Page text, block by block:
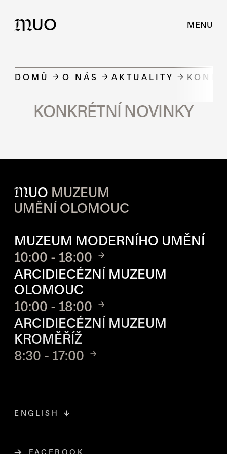
MUO MENU
DOMŮ O NÁS AKTUALITY
KONKRÉTNÍ NOVINKY
MUO MUZEUM
UMĚNÍ OLOMOUC
MUZEUM MODERNÍHO UMĚNÍ
10:00 - 18:00
ARCIDIECÉZNÍ MUZEUM
OLOMOUC
10:00 - 18:00
ARCIDIECÉZNÍ MUZEUM
KROMĚŘÍŽ
8:30 - 17:00
FACEBOOKODKAZ SE OTEVŘE NA NOVÉ
ENGLISH